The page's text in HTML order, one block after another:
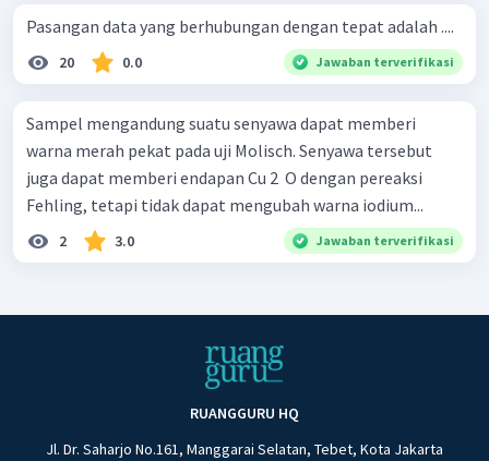
Pasangan data yang berhubungan dengan tepat adalah ....
20 0.0 Jawaban terverifikasi
Sampel mengandung suatu senyawa dapat memberi
warna merah pekat pada uji Molisch. Senyawa tersebut
juga dapat memberi endapan Cu 2 ​ O dengan pereaksi
Fehling, tetapi tidak dapat mengubah warna iodium...
2 3.0 Jawaban terverifikasi
RUANGGURU HQ
Jl. Dr. Saharjo No.161, Manggarai Selatan, Tebet, Kota Jakarta